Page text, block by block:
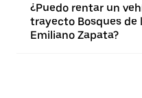
¿Puedo rentar un
trayecto Bosques de
Emiliano Zapata?